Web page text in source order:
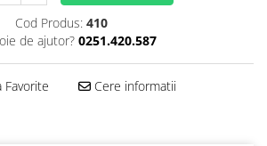
Cod Produs: 410
de ajutor? 0251.420.587
Favorite Cere informatii